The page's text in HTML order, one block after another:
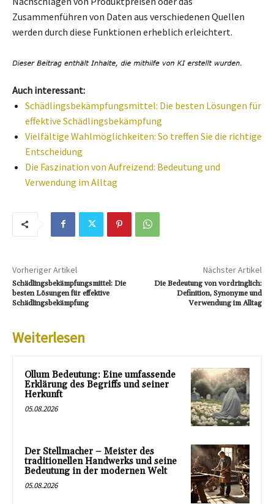
Zusammenführen von Daten aus verschiedenen Quellen
werden durch diese Funktionen erheblich erleichtert.
Auch interessant:
Schädlingsbekämpfungsmittel: Die besten Lösungen für
effektive Schädlingsbekämpfung
Vielfältige Wahlmöglichkeiten: So treffen Sie die richtige
Entscheidung
Die Faszination von Aufreizend: Bedeutung und
Verwendung im Alltag
Vorheriger Artikel
Schädlingsbekämpfungsmittel: Die
besten Lösungen für effektive
Schädlingsbekämpfung
Nächster Artikel
Die Bedeutung von vordringlich:
Definition, Synonyme und
Verwendung im Alltag
Weiterlesen
Ollum Bedeutung: Eine umfassende
Erklärung des Begriffs und seiner
Herkunft
05.08.2026
Der Stellmacher – Meister des
traditionellen Handwerks und seine
Bedeutung in der modernen Welt
05.08.2026